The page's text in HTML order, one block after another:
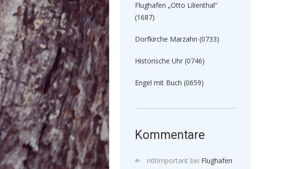
Flughafen „Otto Lilienthal“
(1687)
Dorfkirche Marzahn (0733)
Historische Uhr (0746)
Engel mit Buch (0659)
Kommentare
n0timportantbei Flughafen